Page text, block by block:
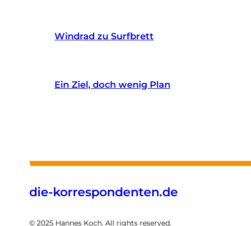
Windrad zu Surfbrett
Ein Ziel, doch wenig Plan
die-korrespondenten.de
© 2025 Hannes Koch. All rights reserved.